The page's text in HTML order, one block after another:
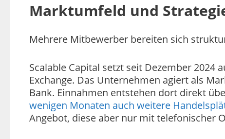
Marktumfeld und
Mehrere Mitbewerber bereiten sich
Scalable Capital setzt seit Dezember 2024
Exchange. Das Unternehmen agiert als
Bank. Einnahmen entstehen dort direkt
wenigen Monaten auch weitere
Angebot, diese aber nur mit telefonischer